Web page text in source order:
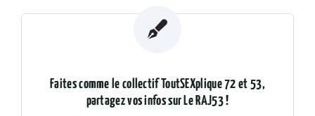
Faites comme le collectif ToutSEXplique 72 et 53,
partagez vos infos sur Le RAJ53 !
N'hésitez plus et partagez votre actu sur le RAJ53 en
nous contactant :